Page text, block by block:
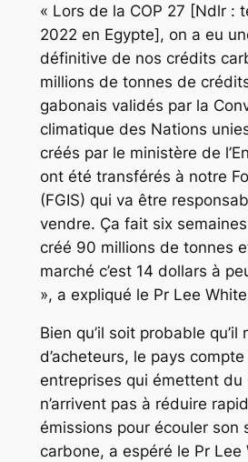
« Lors de la COP 27 [Ndlr :
2022 en Egypte], on a eu
définitive de nos crédits
millions de tonnes de
gabonais validés par la
climatique des Nations
créés par le ministère de
ont été transférés à notre
(FGIS) qui va être
vendre. Ça fait six
créé 90 millions de tonnes
marché c’est 14 dollars à
», a expliqué le Pr Lee
Bien qu’il soit probable qu’il
d’acheteurs, le pays
entreprises qui émettent du
n’arrivent pas à réduire
émissions pour écouler son
carbone, a espéré le Pr Lee